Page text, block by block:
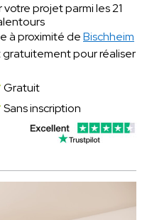
projet parmi les 21
à proximité deBischheim
pour réaliser
Gratuit
Sans inscription